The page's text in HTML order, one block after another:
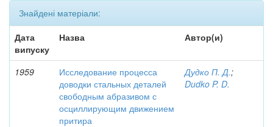
Знайдені матеріали:
Дата
випуску
Назва Автор(и)
1959
Исследование процесса
доводки стальных деталей
свободным абразивом с
осциллирующим движением
притира
Дудко П. Д.;
Dudko P. D.